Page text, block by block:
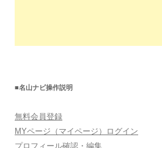
■名山ナビ操作説明
無料会員登録
MYページ（マイページ）ログイン
プロフィール確認・編集